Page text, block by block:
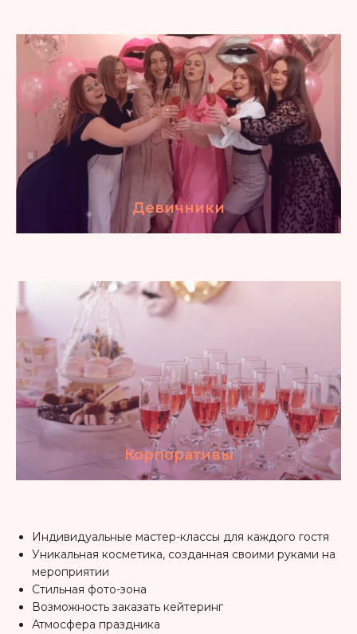
Девичники
Корпоративы
Индивидуальные мастер-классы для каждого гостя
Уникальная косметика, созданная своими руками на
мероприятии
Стильная фото-зона
Возможность заказать кейтеринг
Атмосфера праздника